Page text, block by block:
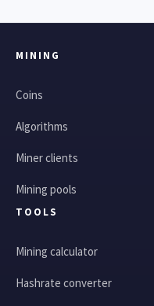
MINING
Coins
Algorithms
Miner clients
Mining pools
TOOLS
Mining calculator
Hashrate converter